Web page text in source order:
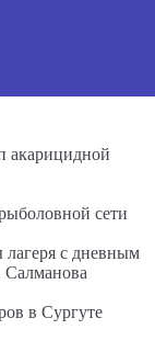
акарицидной
сети
с дневным
в Сургуте